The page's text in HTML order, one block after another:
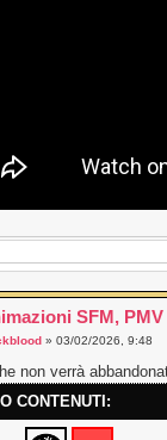
SFM,
» 03/02/2026, 9:48
non verrà
CONTENUTI: